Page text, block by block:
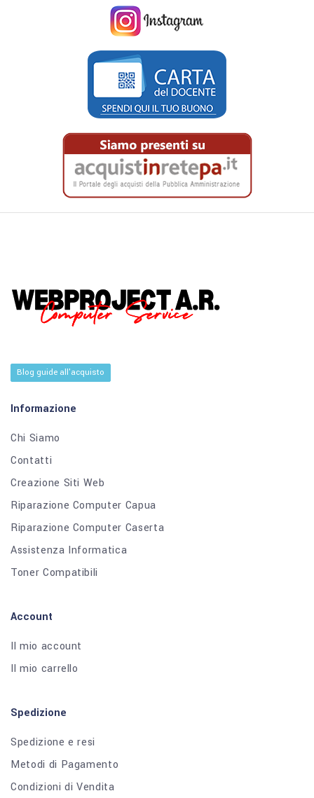
Blog guide all'acquisto
Informazione
Chi Siamo
Contatti
Creazione Siti Web
Riparazione Computer Capua
Riparazione Computer Caserta
Assistenza Informatica
Toner Compatibili
Account
Il mio account
Il mio carrello
Spedizione
Spedizione e resi
Metodi di Pagamento
Condizioni di Vendita